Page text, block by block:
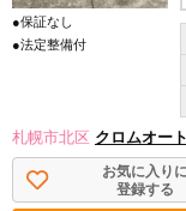
●保証なし
●法定整備付
札幌市北区 クロムオート
お気に入り
登録する